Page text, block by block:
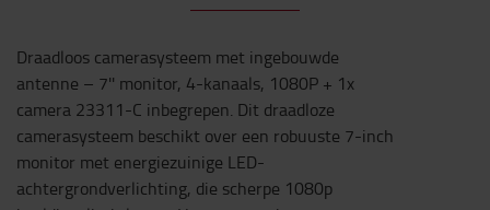
Draadloos camerasysteem met ingebouwde
antenne – 7'' monitor, 4-kanaals, 1080P + 1x
camera 23311-C inbegrepen. Dit draadloze
camerasysteem beschikt over een robuuste 7-inch
monitor met energiezuinige LED-
achtergrondverlichting, die scherpe 1080p